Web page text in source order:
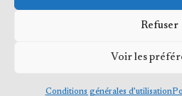
Refuser
Voir les
Conditions générales d’utilisation
© 2023 Me Frédéric